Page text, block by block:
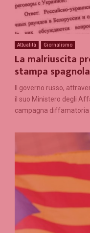
Attualità Giornalismo
La malriuscita
stampa spagnola
Il governo russo,
il suo Ministero degli
campagna diffamatoria